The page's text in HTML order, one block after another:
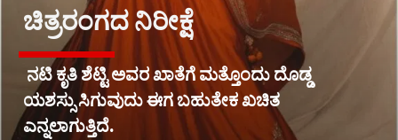
ಚಿತ್ರರಂಗದ ನಿರೀಕ್ಷೆ
ನಟಿ ಕೃತಿ ಶೆಟ್ಟಿ ಅವರ ಖಾತೆಗೆ ಮತ್ತೊಂದು ದೊಡ್ಡ
ಯಶಸ್ಸು ಸಿಗುವುದು ಈಗ ಬಹುತೇಕ ಖಚಿತ
ಎನ್ನಲಾಗುತ್ತಿದೆ.